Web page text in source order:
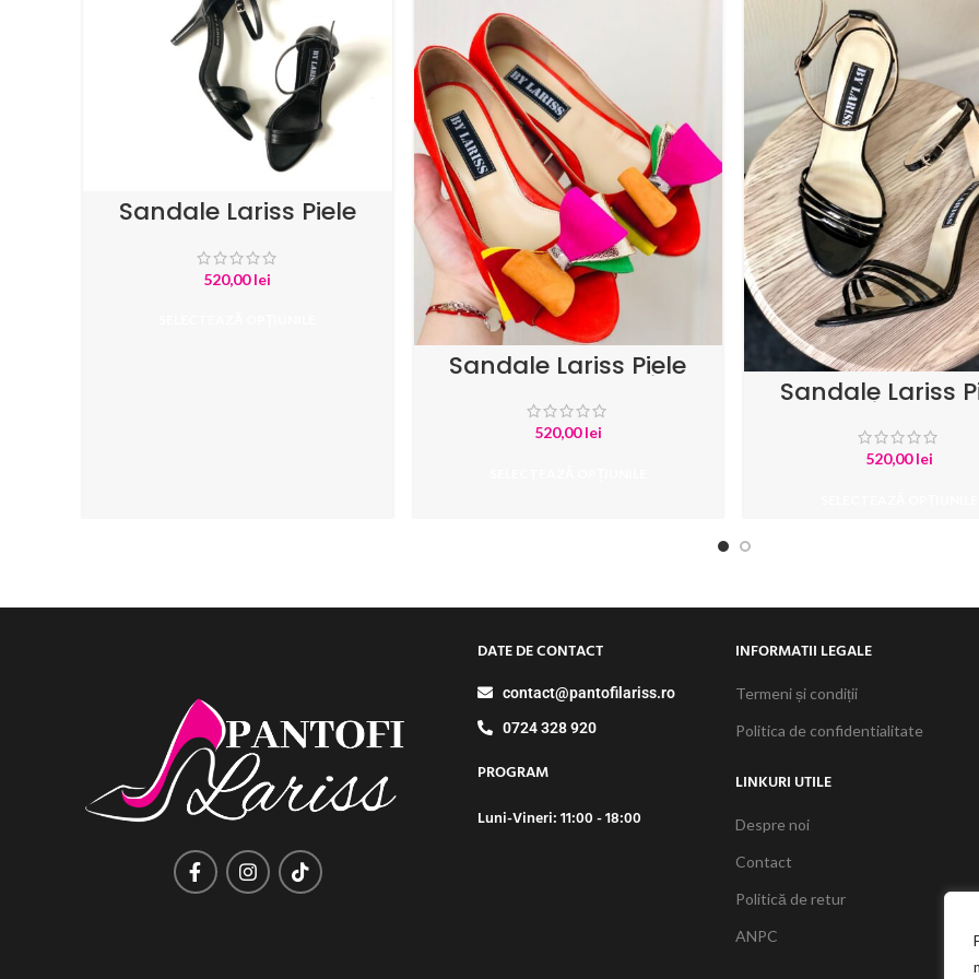
Sandale Lariss Piele
Naturala Negru
520,00lei
Sandale Lariss Piele
Intoarsa Corai
520,00lei
Sandale Lariss
Lacuita
520,00lei
DATE DE CONTACT
contact@pantofilariss.ro
0724 328 920
PROGRAM
Luni-Vineri: 11:00 - 18:00
INFORMATII LEGALE
Termeni și condiții
Politica de confidentialitate
LINKURI UTILE
Despre noi
Contact
Politică de retur
ANPC